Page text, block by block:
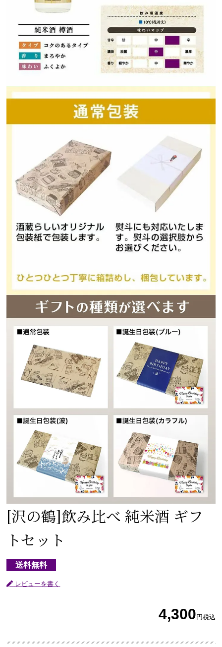
[沢の鶴]飲み比べ 純米酒 ギフ
トセット
送料無料
レビューを書く
4,300 円税込